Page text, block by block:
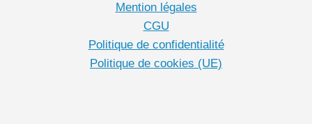
Mention légales
CGU
Politique de confidentialité
Politique de cookies (UE)